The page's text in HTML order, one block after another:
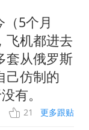
5个月
飞机都进去
套从俄罗斯
己仿制的
有。
21 更多跟贴